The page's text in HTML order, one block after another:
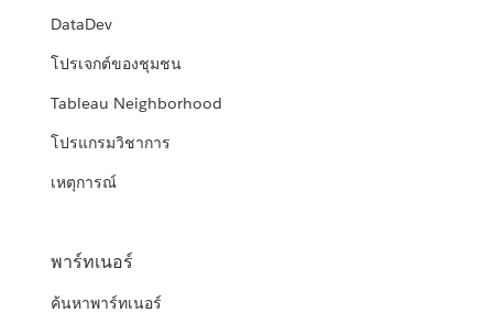
DataDev
โปรเจกต์ของชุมชน
Tableau Neighborhood
โปรแกรมวิชาการ
เหตุการณ์
พาร์ทเนอร์
ค้นหาพาร์ทเนอร์